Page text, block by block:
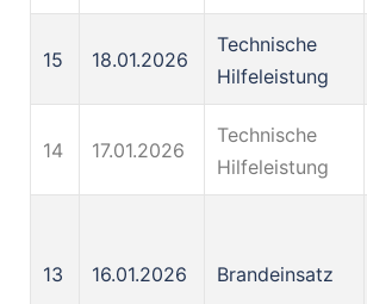
15 18.01.2026
Technische
Hilfeleistung
14 17.01.2026
Technische
Hilfeleistung
13 16.01.2026 Brandeinsatz